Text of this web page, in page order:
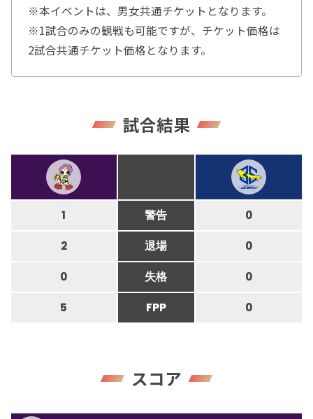
※本イベントは、男女共通チケットとなります。
※1試合のみの観戦も可能ですが、チケット価格は
2試合共通チケット価格となります。
試合結果
1 警告 0
2 退場 0
0 失格 0
5 FPP 0
スコア